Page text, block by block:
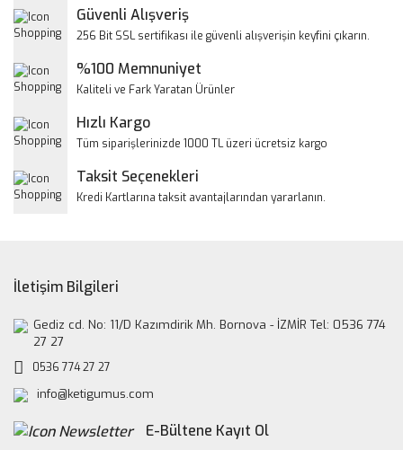
Yorum Yaz
Ürün resmi kalitesiz, bozuk veya görüntülenemiyor.
Ürün bilgilerinde hatalar bulunuyor.
Bu ürüne benzer farklı alternatifler olmalı.
Güvenli Alışveriş
256 Bit SSL sertifikası ile güvenli alışverişin keyfini çıkarın.
%100 Memnuniyet
Kaliteli ve Fark Yaratan Ürünler
Hızlı Kargo
Tüm siparişlerinizde 1000 TL üzeri ücretsiz kargo
Taksit Seçenekleri
Kredi Kartlarına taksit avantajlarından yararlanın.
İletişim Bilgileri
Gediz cd. No: 11/D Kazımdirik Mh. Bornova - İZMİR Tel: 0536 774
27 27
0536 774 27 27
info@ketigumus.com
E-Bültene Kayıt Ol